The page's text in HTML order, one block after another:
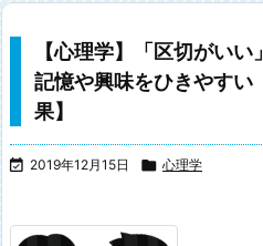
【心理学】「区切がい
記憶や興味をひきやすい
果】
 2019年12月15日  心理学